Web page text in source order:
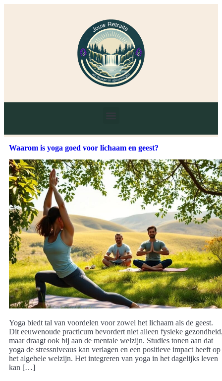
Waarom is yoga goed voor lichaam en geest?
Yoga biedt tal van voordelen voor zowel het lichaam als de geest.
Dit eeuwenoude practicum bevordert niet alleen fysieke
maar draagt ook bij aan de mentale welzijn. Studies tonen aan dat
yoga de stressniveaus kan verlagen en een positieve impact heeft op
het algehele welzijn. Het integreren van yoga in het dagelijks leven
kan […]